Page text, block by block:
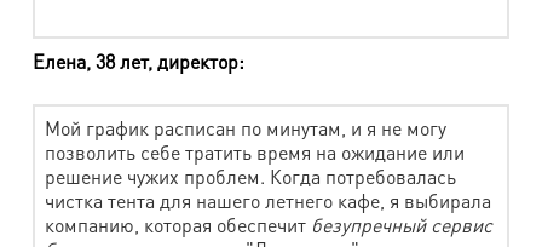
Платок, палантин (за 1 м2)
Шарф (до 50 см по узкой стороне)
300 руб.
Берет
300 руб.
Мягкая игрушка (мал.) до 0,5 кг
260 руб.
Мягкая игрушка (средн.) от 0,5 до 1,5 кг
715 руб.
Елена, 38 лет, директор:
Мой график расписан по минутам, и я не могу
позволить себе тратить время на ожидание или
решение чужих проблем. Когда потребовалась
чистка тента для нашего летнего кафе, я выбирала
компанию, которая обеспечит безупречный сервис